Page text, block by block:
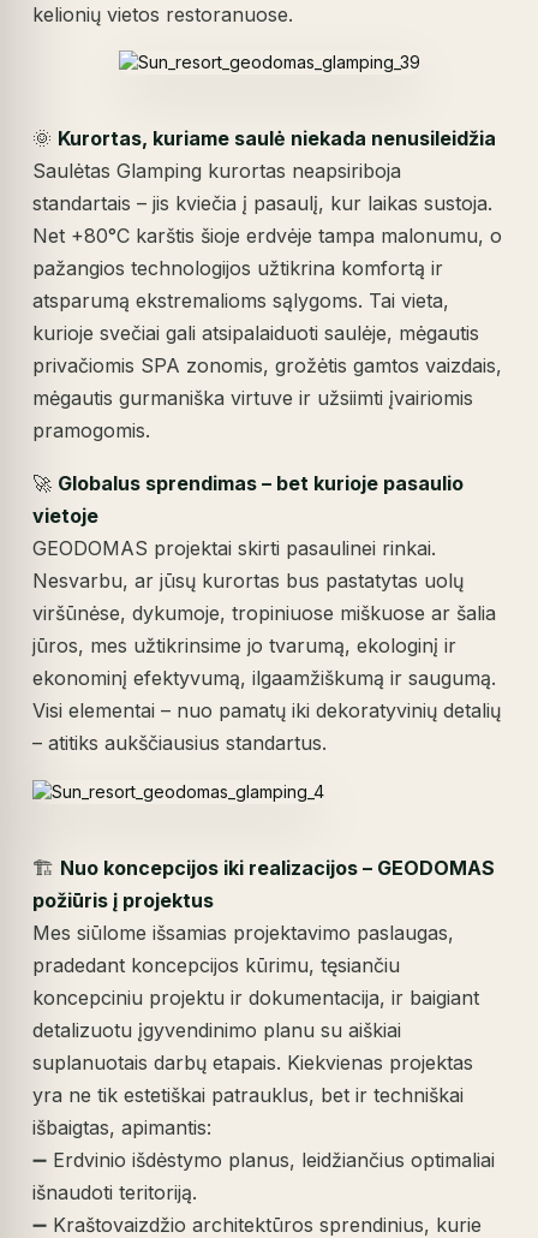
kelionių vietos restoranuose.
🌞 Kurortas, kuriame saulė niekada nenusileidžia
Saulėtas Glamping kurortas neapsiriboja
standartais – jis kviečia į pasaulį, kur laikas sustoja.
Net +80°C karštis šioje erdvėje tampa malonumu, o
pažangios technologijos užtikrina komfortą ir
atsparumą ekstremalioms sąlygoms. Tai vieta,
kurioje svečiai gali atsipalaiduoti saulėje, mėgautis
privačiomis SPA zonomis, grožėtis gamtos vaizdais,
mėgautis gurmaniška virtuve ir užsiimti įvairiomis
pramogomis.
🚀 Globalus sprendimas – bet kurioje pasaulio
vietoje
GEODOMAS projektai skirti pasaulinei rinkai.
Nesvarbu, ar jūsų kurortas bus pastatytas uolų
viršūnėse, dykumoje, tropiniuose miškuose ar šalia
jūros, mes užtikrinsime jo tvarumą, ekologinį ir
ekonominį efektyvumą, ilgaamžiškumą ir saugumą.
Visi elementai – nuo pamatų iki dekoratyvinių detalių
– atitiks aukščiausius standartus.
🏗️ Nuo koncepcijos iki realizacijos – GEODOMAS
požiūris į projektus
Mes siūlome išsamias projektavimo paslaugas,
pradedant koncepcijos kūrimu, tęsiančiu
koncepciniu projektu ir dokumentacija, ir baigiant
detalizuotu įgyvendinimo planu su aiškiai
suplanuotais darbų etapais. Kiekvienas projektas
yra ne tik estetiškai patrauklus, bet ir techniškai
išbaigtas, apimantis:
➖ Erdvinio išdėstymo planus, leidžiančius optimaliai
išnaudoti teritoriją.
➖ Kraštovaizdžio architektūros sprendinius, kurie